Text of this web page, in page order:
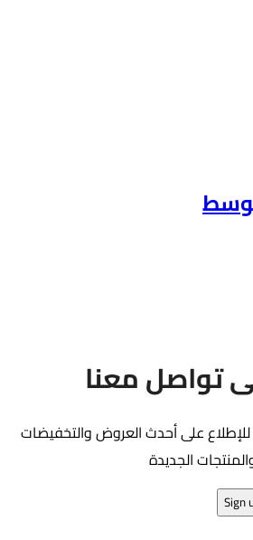
تواصل معنا
على أحدث العروض والتخفيضات
الجديدة